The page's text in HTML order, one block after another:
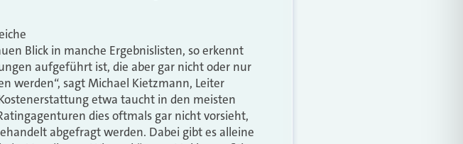
Blick in manche Ergebnislisten, so erkennt
aufgeführt ist, die aber gar nicht oder nur
werden“, sagt Michael Kietzmann, Leiter
etwa taucht in den meisten
dies oftmals gar nicht vorsieht,
abgefragt werden. Dabei gibt es alleine